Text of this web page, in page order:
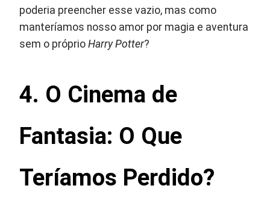
poderia preencher esse vazio, mas como
manteríamos nosso amor por magia e aventura
sem o próprioHarry Potter?
4. O Cinema de
Fantasia: O Que
Teríamos Perdido?